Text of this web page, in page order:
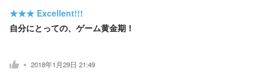
★★★ Excellent!!!
自分にとっての、ゲーム黄金期！
2018年1月29日 21:49